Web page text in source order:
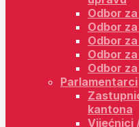
Odbor
Odbor
Odbor
Odbor
Odbor
Parlamentarci
kantona
Vijećnici